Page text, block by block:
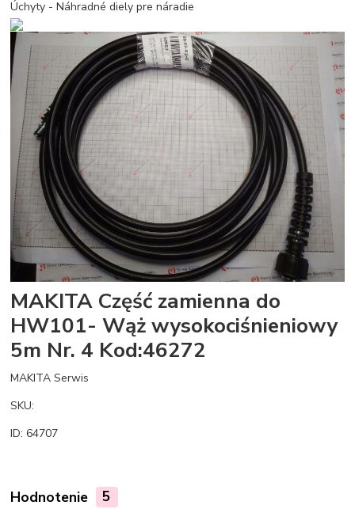
Úchyty - Náhradné diely pre náradie
MAKITA Część zamienna do
HW101- Wąż wysokociśnieniowy
5m Nr. 4 Kod:46272
MAKITA Serwis
SKU:
ID: 64707
Hodnotenie 5